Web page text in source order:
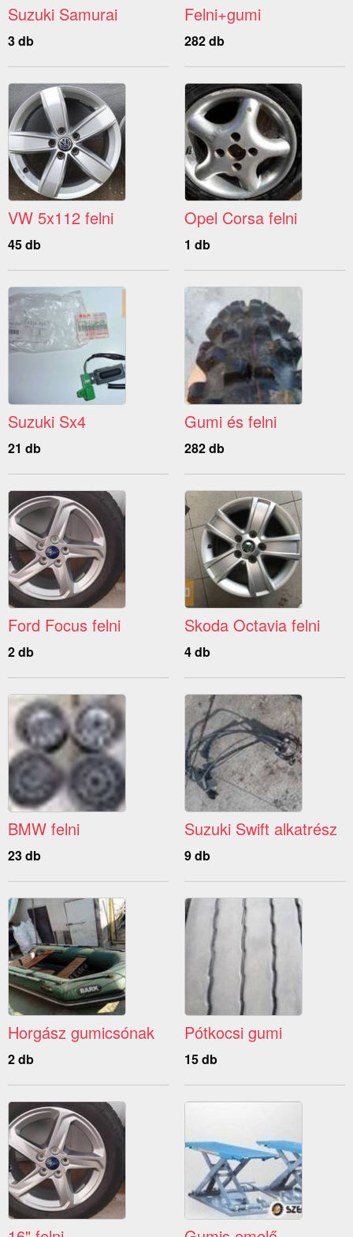
Suzuki Samurai
3 db
Felni+gumi
282 db
VW 5x112 felni
45 db
Opel Corsa felni
1 db
Suzuki Sx4
21 db
Gumi és felni
282 db
Ford Focus felni
2 db
Skoda Octavia felni
4 db
BMW felni
23 db
Suzuki Swift alkatrész
9 db
Horgász gumicsónak
2 db
Pótkocsi gumi
15 db